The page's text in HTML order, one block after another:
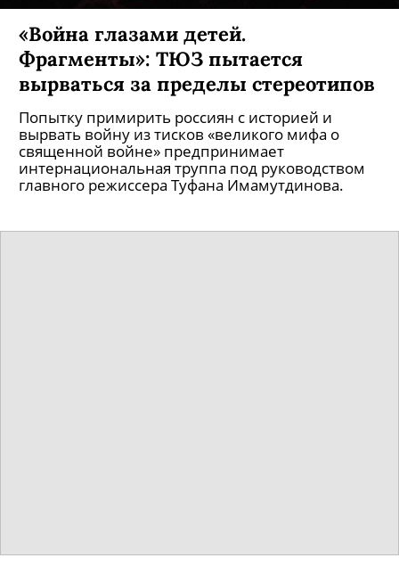
«Война глазами детей.
Фрагменты»: ТЮЗ пытается
вырваться за пределы стереотипов
Попытку примирить россиян с историей и
вырвать войну из тисков «великого мифа о
священной войне» предпринимает
интернациональная труппа под руководством
главного режиссера Туфана Имамутдинова.